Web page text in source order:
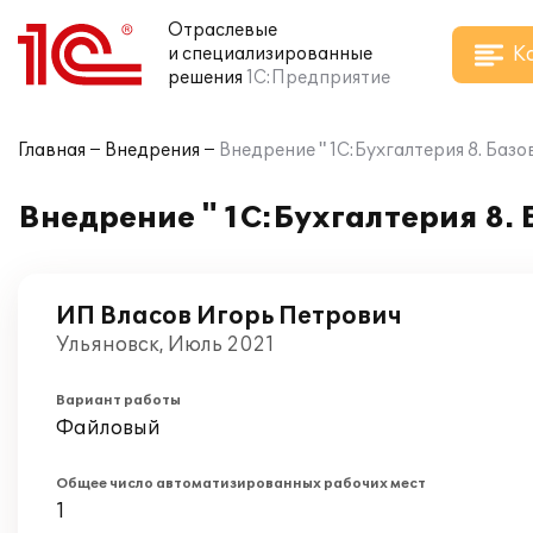
Отраслевые
и специализированные
решения 1С:Предприятие
Главная Внедрения Внедрение " 1С:Бухгалтерия 8.
Внедрение " 1С:Бухгалтерия
ИП Власов Игорь Петрович
Ульяновск, Июль 2021
Вариант работы
Файловый
Общее число автоматизированных рабочих мест
1